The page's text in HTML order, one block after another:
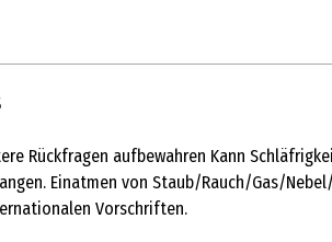
Rückfragen aufbewahren Kann
Einatmen von Staub/Rauch/Gas/
Vorschriften.